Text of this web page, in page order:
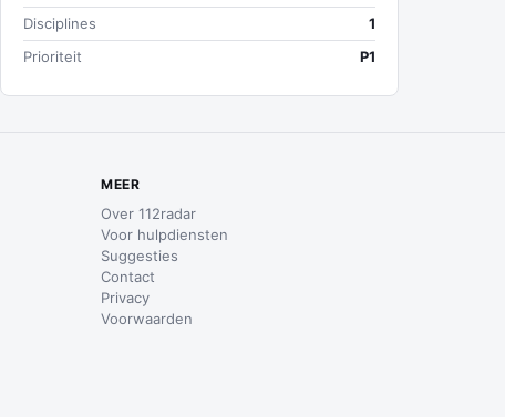
Disciplines
1
Prioriteit
P1
MEER
Over 112radar
Voor hulpdiensten
Suggesties
Contact
Privacy
Voorwaarden